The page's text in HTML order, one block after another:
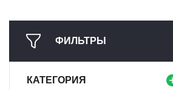
ФИЛЬТРЫ
КАТЕГОРИЯ